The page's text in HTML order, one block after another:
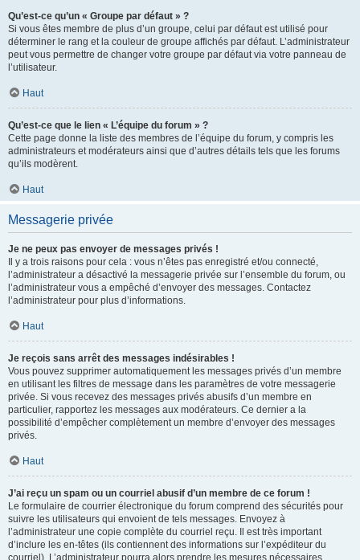
Qu’est-ce qu’un « Groupe par défaut » ?
Si vous êtes membre de plus d’un groupe, celui par défaut est utilisé pour
déterminer le rang et la couleur de groupe affichés par défaut. L’administrateur
peut vous permettre de changer votre groupe par défaut via votre panneau de
l’utilisateur.
Haut
Qu’est-ce que le lien « L’équipe du forum » ?
Cette page donne la liste des membres de l’équipe du forum, y compris les
administrateurs et modérateurs ainsi que d’autres détails tels que les forums
qu’ils modèrent.
Haut
Messagerie privée
Je ne peux pas envoyer de messages privés !
Il y a trois raisons pour cela : vous n’êtes pas enregistré et/ou connecté,
l’administrateur a désactivé la messagerie privée sur l’ensemble du forum, ou
l’administrateur vous a empêché d’envoyer des messages. Contactez
l’administrateur pour plus d’informations.
Haut
Je reçois sans arrêt des messages indésirables !
Vous pouvez supprimer automatiquement les messages privés d’un membre
en utilisant les filtres de message dans les paramètres de votre messagerie
privée. Si vous recevez des messages privés abusifs d’un membre en
particulier, rapportez les messages aux modérateurs. Ce dernier a la
possibilité d’empêcher complètement un membre d’envoyer des messages
privés.
Haut
J’ai reçu un spam ou un courriel abusif d’un membre de ce forum !
Le formulaire de courrier électronique du forum comprend des sécurités pour
suivre les utilisateurs qui envoient de tels messages. Envoyez à
l’administrateur une copie complète du courriel reçu. Il est très important
d’inclure les en-têtes (ils contiennent des informations sur l’expéditeur du
courriel). L’administrateur pourra alors prendre les mesures nécessaires.